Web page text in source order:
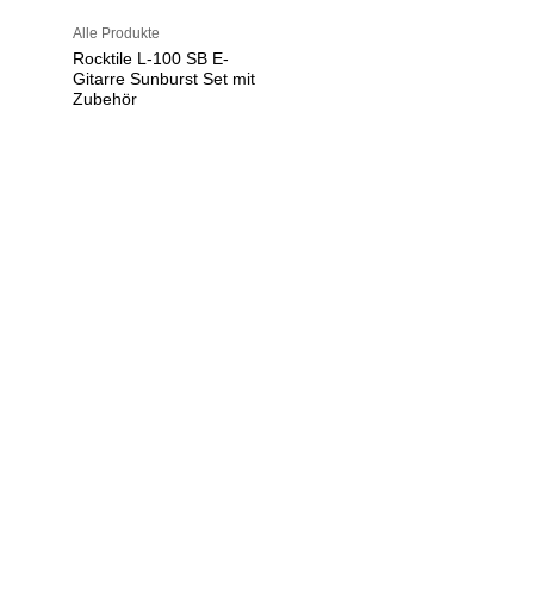
Alle Produkte
Rocktile L-100 SB E-
Gitarre Sunburst Set mit
Zubehör